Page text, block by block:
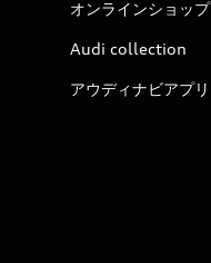
オンラインショップ
Audi collection
アウディナビアプリ